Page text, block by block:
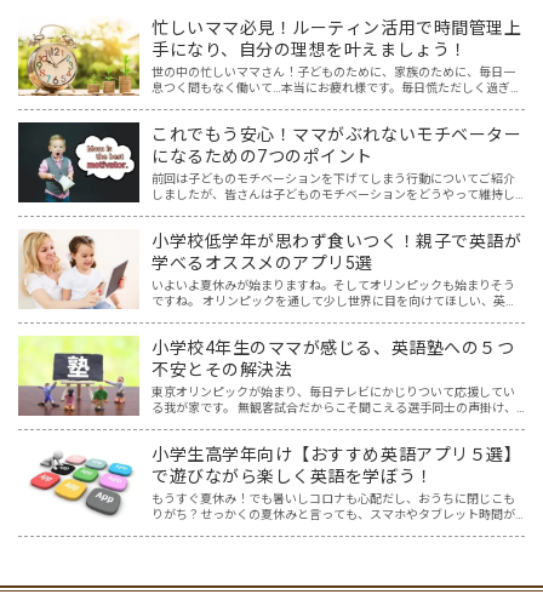
忙しいママ必見！ルーティン活用で時間管理上
手になり、自分の理想を叶えましょう！
世の中の忙しいママさん！子どものために、家族のために、毎日一
息つく間もなく働いて…本当にお疲れ様です。毎日慌ただしく過ぎ去
これでもう安心！ママがぶれないモチベーター
になるための7つのポイント
前回は子どものモチベーションを下げてしまう行動についてご紹介
しましたが、皆さんは子どものモチベーションをどうやって維持し
小学校低学年が思わず食いつく！親子で英語が
学べるオススメのアプリ5選
いよいよ夏休みが始まりますね。そしてオリンピックも始まりそう
ですね。 オリンピックを通して少し世界に目を向けてほしい、英語
小学校4年生のママが感じる、英語塾への５つ
不安とその解決法
東京オリンピックが始まり、毎日テレビにかじりついて応援してい
る我が家です。 無観客試合だからこそ聞こえる選手同士の声掛け、
小学生高学年向け【おすすめ英語アプリ５選】
で遊びながら楽しく英語を学ぼう！
もうすぐ夏休み！でも暑いしコロナも心配だし、おうちに閉じこも
りがち？せっかくの夏休みと言っても、スマホやタブレット時間が